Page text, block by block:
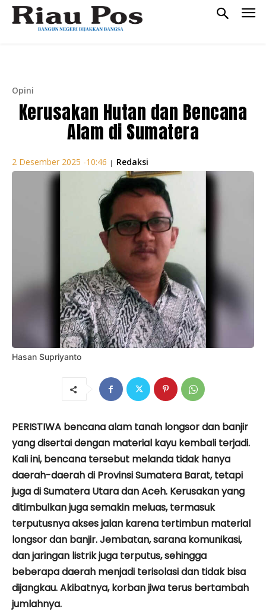
Opini
Kerusakan Hutan dan Bencana
Alam di Sumatera
2 Desember 2025 -10:46 | Redaksi
Hasan Supriyanto
​PERISTIWA bencana alam tanah longsor dan banjir
yang disertai dengan material kayu kembali terjadi.
Kali ini, bencana tersebut melanda tidak hanya
daerah-daerah di Provinsi Sumatera Barat, tetapi
juga di Sumatera Utara dan Aceh. Kerusakan yang
ditimbulkan juga semakin meluas, termasuk
terputusnya akses jalan karena tertimbun material
longsor dan banjir. Jembatan, sarana komunikasi,
dan jaringan listrik juga terputus, sehingga
beberapa daerah menjadi terisolasi dan tidak bisa
dijangkau. Akibatnya, korban jiwa terus bertambah
jumlahnya.